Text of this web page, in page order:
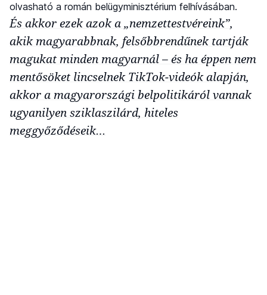
olvasható a román belügyminisztérium felhívásában.
És akkor ezek azok a „nemzettestvéreink”,
akik magyarabbnak, felsőbbrendűnek tartják
magukat minden magyarnál – és ha éppen nem
mentősöket lincselnek TikTok-videók alapján,
akkor a magyarországi belpolitikáról vannak
ugyanilyen sziklaszilárd, hiteles
meggyőződéseik…